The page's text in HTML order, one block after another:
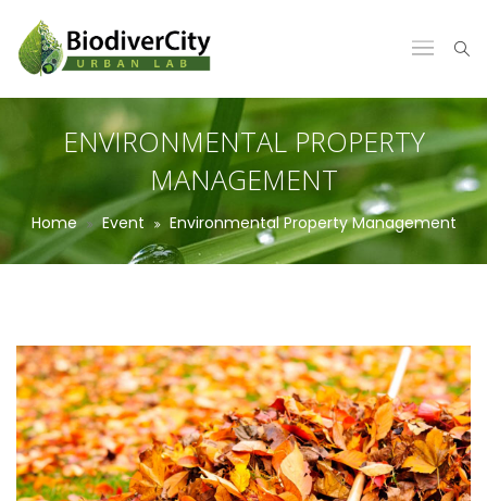
ENVIRONMENTAL PROPERTY
MANAGEMENT
Home Event Environmental Property Management